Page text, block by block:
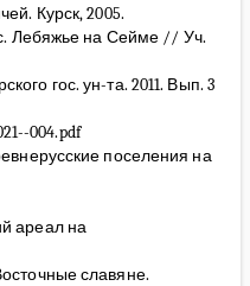
Курск, 2005.
Лебяжье на Сейме // Уч.
гос. ун-та. 2011. Вып. 3
004.pdf
поселения на
ареал на
славяне.